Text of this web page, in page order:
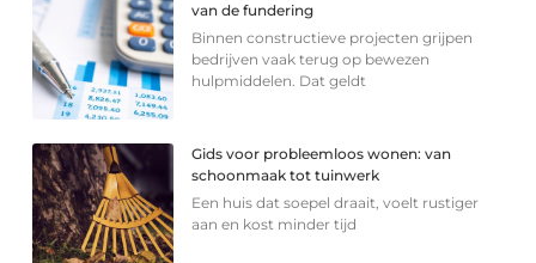
van de fundering
Binnen constructieve projecten grijpen
bedrijven vaak terug op bewezen
hulpmiddelen. Dat geldt
Gids voor probleemloos wonen: van
schoonmaak tot tuinwerk
Een huis dat soepel draait, voelt rustiger
aan en kost minder tijd